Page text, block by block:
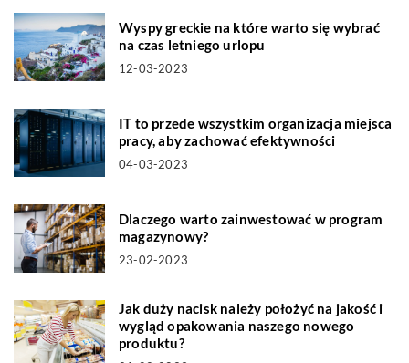
Wyspy greckie na które warto się wybrać
na czas letniego urlopu
12-03-2023
IT to przede wszystkim organizacja miejsca
pracy, aby zachować efektywności
04-03-2023
Dlaczego warto zainwestować w program
magazynowy?
23-02-2023
Jak duży nacisk należy położyć na jakość i
wygląd opakowania naszego nowego
produktu?